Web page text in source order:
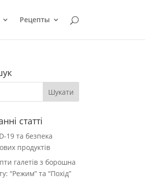
Рецепты
статті
19 та безпека
продуктів
галетів з борошна
“Режим” та “Похід”